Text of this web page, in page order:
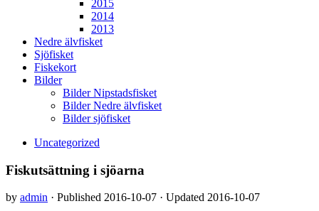
2015
2014
2013
Nedre älvfisket
Sjöfisket
Fiskekort
Bilder
Bilder Nipstadsfisket
Bilder Nedre älvfisket
Bilder sjöfisket
Uncategorized
Fiskutsättning i sjöarna
by admin · Published 2016-10-07 · Updated 2016-10-07